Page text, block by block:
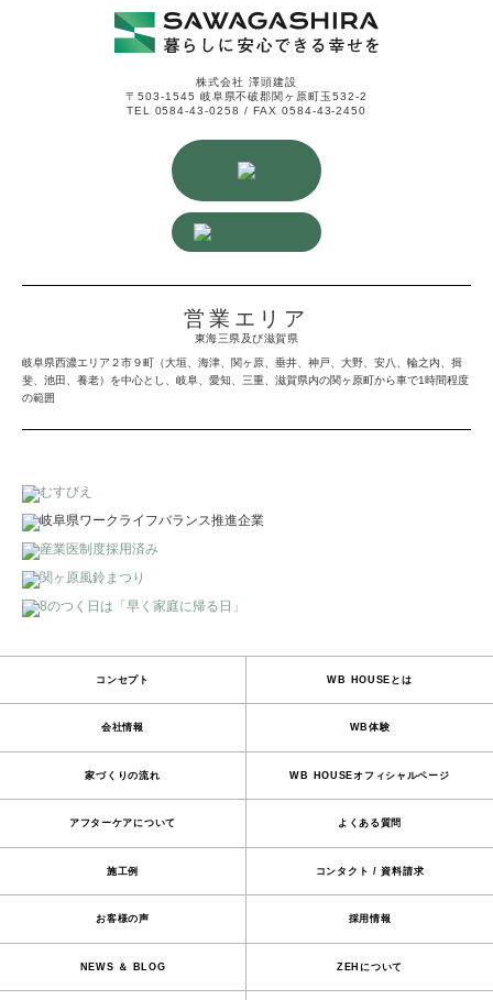
株式会社 澤頭建設
〒503-1545 岐阜県不破郡関ヶ原町玉532-2
TEL 0584-43-0258 / FAX 0584-43-2450
営業エリア
東海三県及び滋賀県
岐阜県西濃エリア２市９町（大垣、海津、関ヶ原、垂井、神戸、大野、安八、輪之内、揖
斐、池田、養老）を中心とし、岐阜、愛知、三重、滋賀県内の関ヶ原町から車で1時間程度
の範囲
コンセプト
会社情報
家づくりの流れ
アフターケアについて
施工例
お客様の声
NEWS ＆ BLOG
WB HOUSEとは
WB体験
WB HOUSEオフィシャルページ
よくある質問
コンタクト / 資料請求
採用情報
ZEHについて